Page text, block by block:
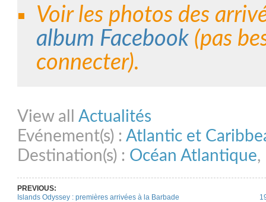
Voir les photos des
album Facebook (pas
connecter).
View all Actualités
Evénement(s) : Atlantic et
Destination(s) : Océan Atlantique,
PREVIOUS:
Islands Odyssey : premières arrivées à la Barbade